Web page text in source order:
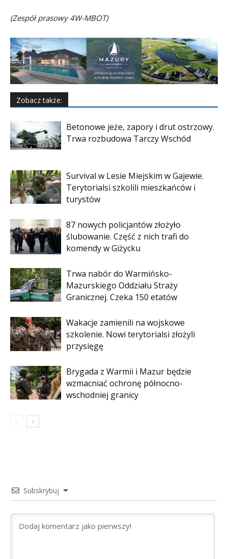
(Zespół prasowy 4W-MBOT)
Zobacz także:
Betonowe jeże, zapory i drut ostrzowy.
Trwa rozbudowa Tarczy Wschód
Survival w Lesie Miejskim w Gajewie.
Terytorialsi szkolili mieszkańców i
turystów
87 nowych policjantów złożyło
ślubowanie. Część z nich trafi do
komendy w Giżycku
Trwa nabór do Warmińsko-
Mazurskiego Oddziału Straży
Granicznej. Czeka 150 etatów
Wakacje zamienili na wojskowe
szkolenie. Nowi terytorialsi złożyli
przysięgę
Brygada z Warmii i Mazur będzie
wzmacniać ochronę północno-
wschodniej granicy
Subskrybuj